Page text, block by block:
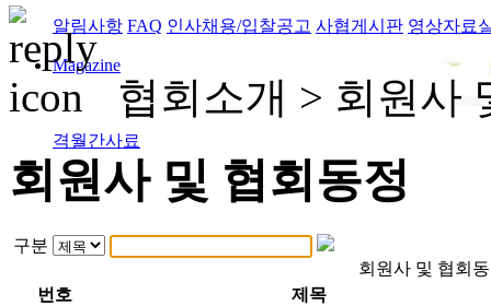
알림사항 FAQ 인사채용/입찰공고 사협게시판 영상자료
Magazine
격월간사료
협회소개 > 회원사
회원사 및 협회동정
구분
회원사 및 협회
번호
제목